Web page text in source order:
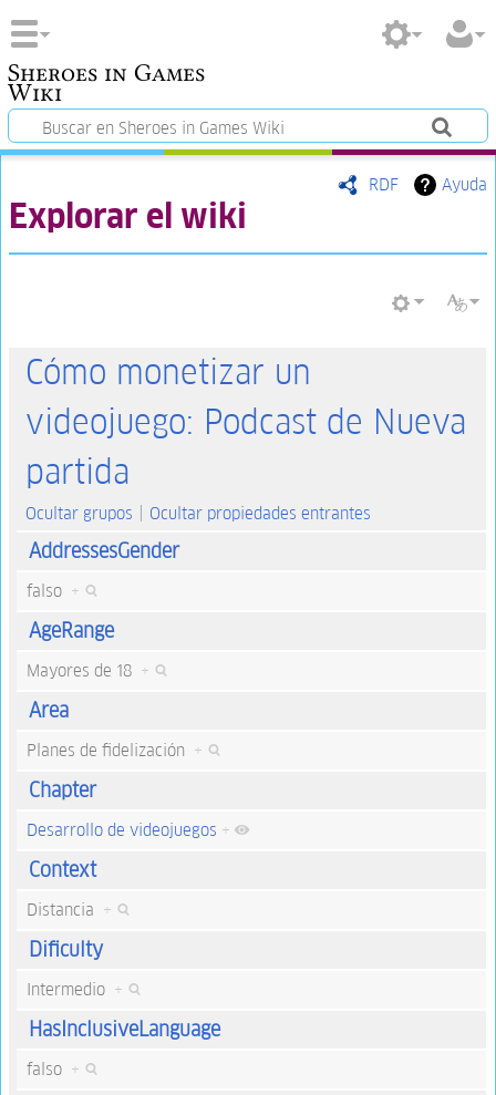
Sheroes in Games
Wiki
RDF Ayuda
Explorar el wiki
Cómo monetizar un
videojuego: Podcast de Nueva
partida
Ocultar grupos Ocultar propiedades entrantes
AddressesGender
falso +
AgeRange
Mayores de 18 +
Area
Planes de fidelización +
Chapter
Desarrollo de videojuegos +
Context
Distancia +
Dificulty
Intermedio +
HasInclusiveLanguage
falso +